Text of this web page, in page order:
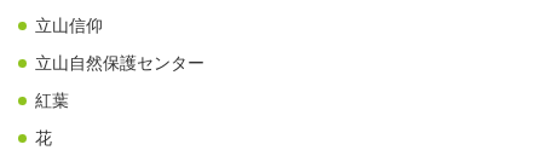
立山信仰
立山自然保護センター
紅葉
花